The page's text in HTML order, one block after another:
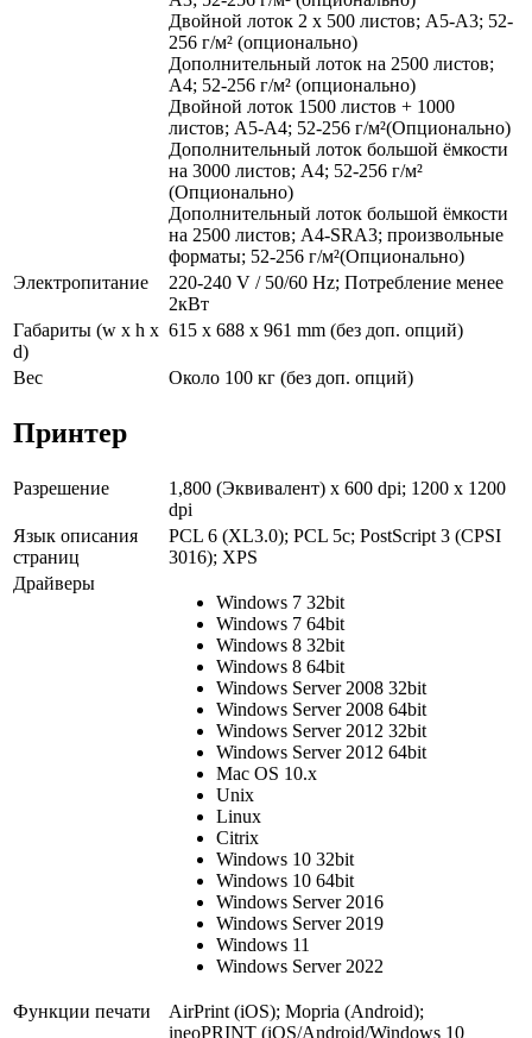
Двойной лоток 2 x 500 листов; A5-A3; 52-
256 г/м² (опционально)
Дополнительный лоток на 2500 листов;
A4; 52-256 г/м² (опционально)
Двойной лоток 1500 листов + 1000
листов; A5-A4; 52-256 г/м²(Опционально)
Дополнительный лоток большой ёмкости
на 3000 листов; A4; 52-256 г/м²
(Опционально)
Дополнительный лоток большой ёмкости
на 2500 листов; A4-SRA3; произвольные
форматы; 52-256 г/м²(Опционально)
Электропитание
220-240 V / 50/60 Hz; Потребление менее
2кВт
Габариты (w x h x
d)
615 x 688 x 961 mm (без доп. опций)
Вес Около 100 кг (без доп. опций)
Принтер
Разрешение
1,800 (Эквивалент) x 600 dpi; 1200 x 1200
dpi
Язык описания
страниц
PCL 6 (XL3.0); PCL 5c; PostScript 3 (CPSI
3016); XPS
Драйверы
Windows 7 32bit
Windows 7 64bit
Windows 8 32bit
Windows 8 64bit
Windows Server 2008 32bit
Windows Server 2008 64bit
Windows Server 2012 32bit
Windows Server 2012 64bit
Mac OS 10.x
Unix
Linux
Citrix
Windows 10 32bit
Windows 10 64bit
Windows Server 2016
Windows Server 2019
Windows 11
Windows Server 2022
Функции печати
AirPrint (iOS); Mopria (Android);
ineoPRINT (iOS/Android/Windows 10